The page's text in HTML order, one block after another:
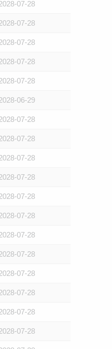
07-28
07-28
07-28
07-28
07-28
06-29
07-28
07-28
07-28
07-28
07-28
07-28
07-28
07-28
07-28
07-28
07-28
07-28